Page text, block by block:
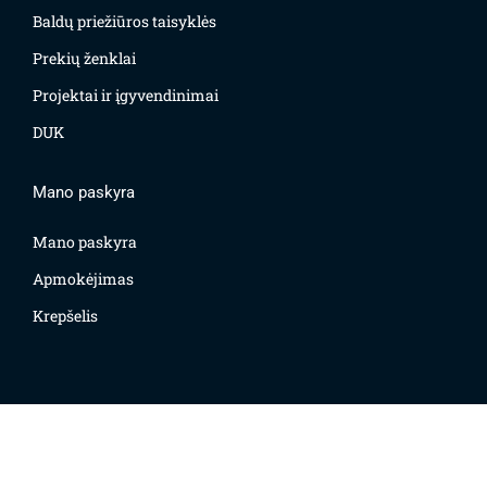
Baldų priežiūros taisyklės
Prekių ženklai
Projektai ir įgyvendinimai
DUK
Mano paskyra
Mano paskyra
Apmokėjimas
Krepšelis